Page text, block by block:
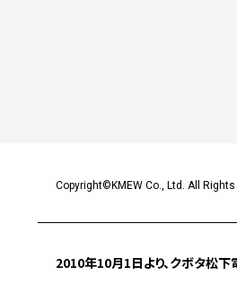
Copyright©KMEW Co., Ltd. All
2010年10月1日より、クボタ松下